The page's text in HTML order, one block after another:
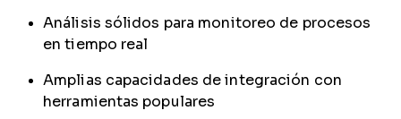
Análisis sólidos para monitoreo de procesos
en tiempo real
Amplias capacidades de integración con
herramientas populares